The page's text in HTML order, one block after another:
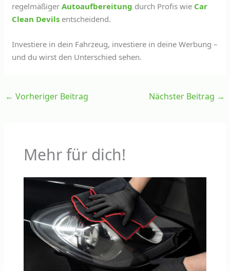
regelmäßigerAutoaufbereitung durch Profis wie Car
Clean Devils entscheidend.
Investiere in dein Fahrzeug, investiere in deine Werbung –
und du wirst den Unterschied sehen.
← Vorheriger Beitrag Nächster Beitrag →
Mehr für dich!